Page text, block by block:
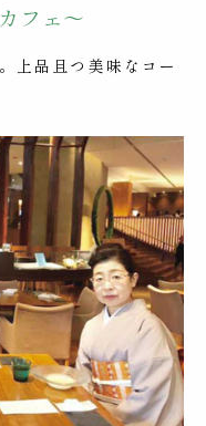
フェ～
上品且つ美味なコー